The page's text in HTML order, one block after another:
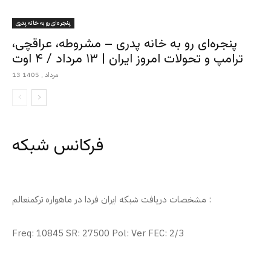
پنجره‌ای رو به خانه پدری
پنجره‌ای رو به خانه پدری – مشروطه، عراقچی،
ترامپ و تحولات امروز ایران | ۱۳ مرداد / ۴ اوت
13 مرداد , 1405
فرکانس شبکه
مشخصات دریافت شبکه ایران فردا در ماهواره ترکمنعالم :
Freq: 10845 SR: 27500 Pol: Ver FEC: 2/3